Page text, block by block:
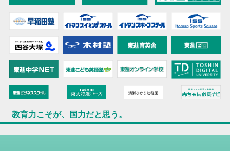
教育力こそが、国力だと思う。